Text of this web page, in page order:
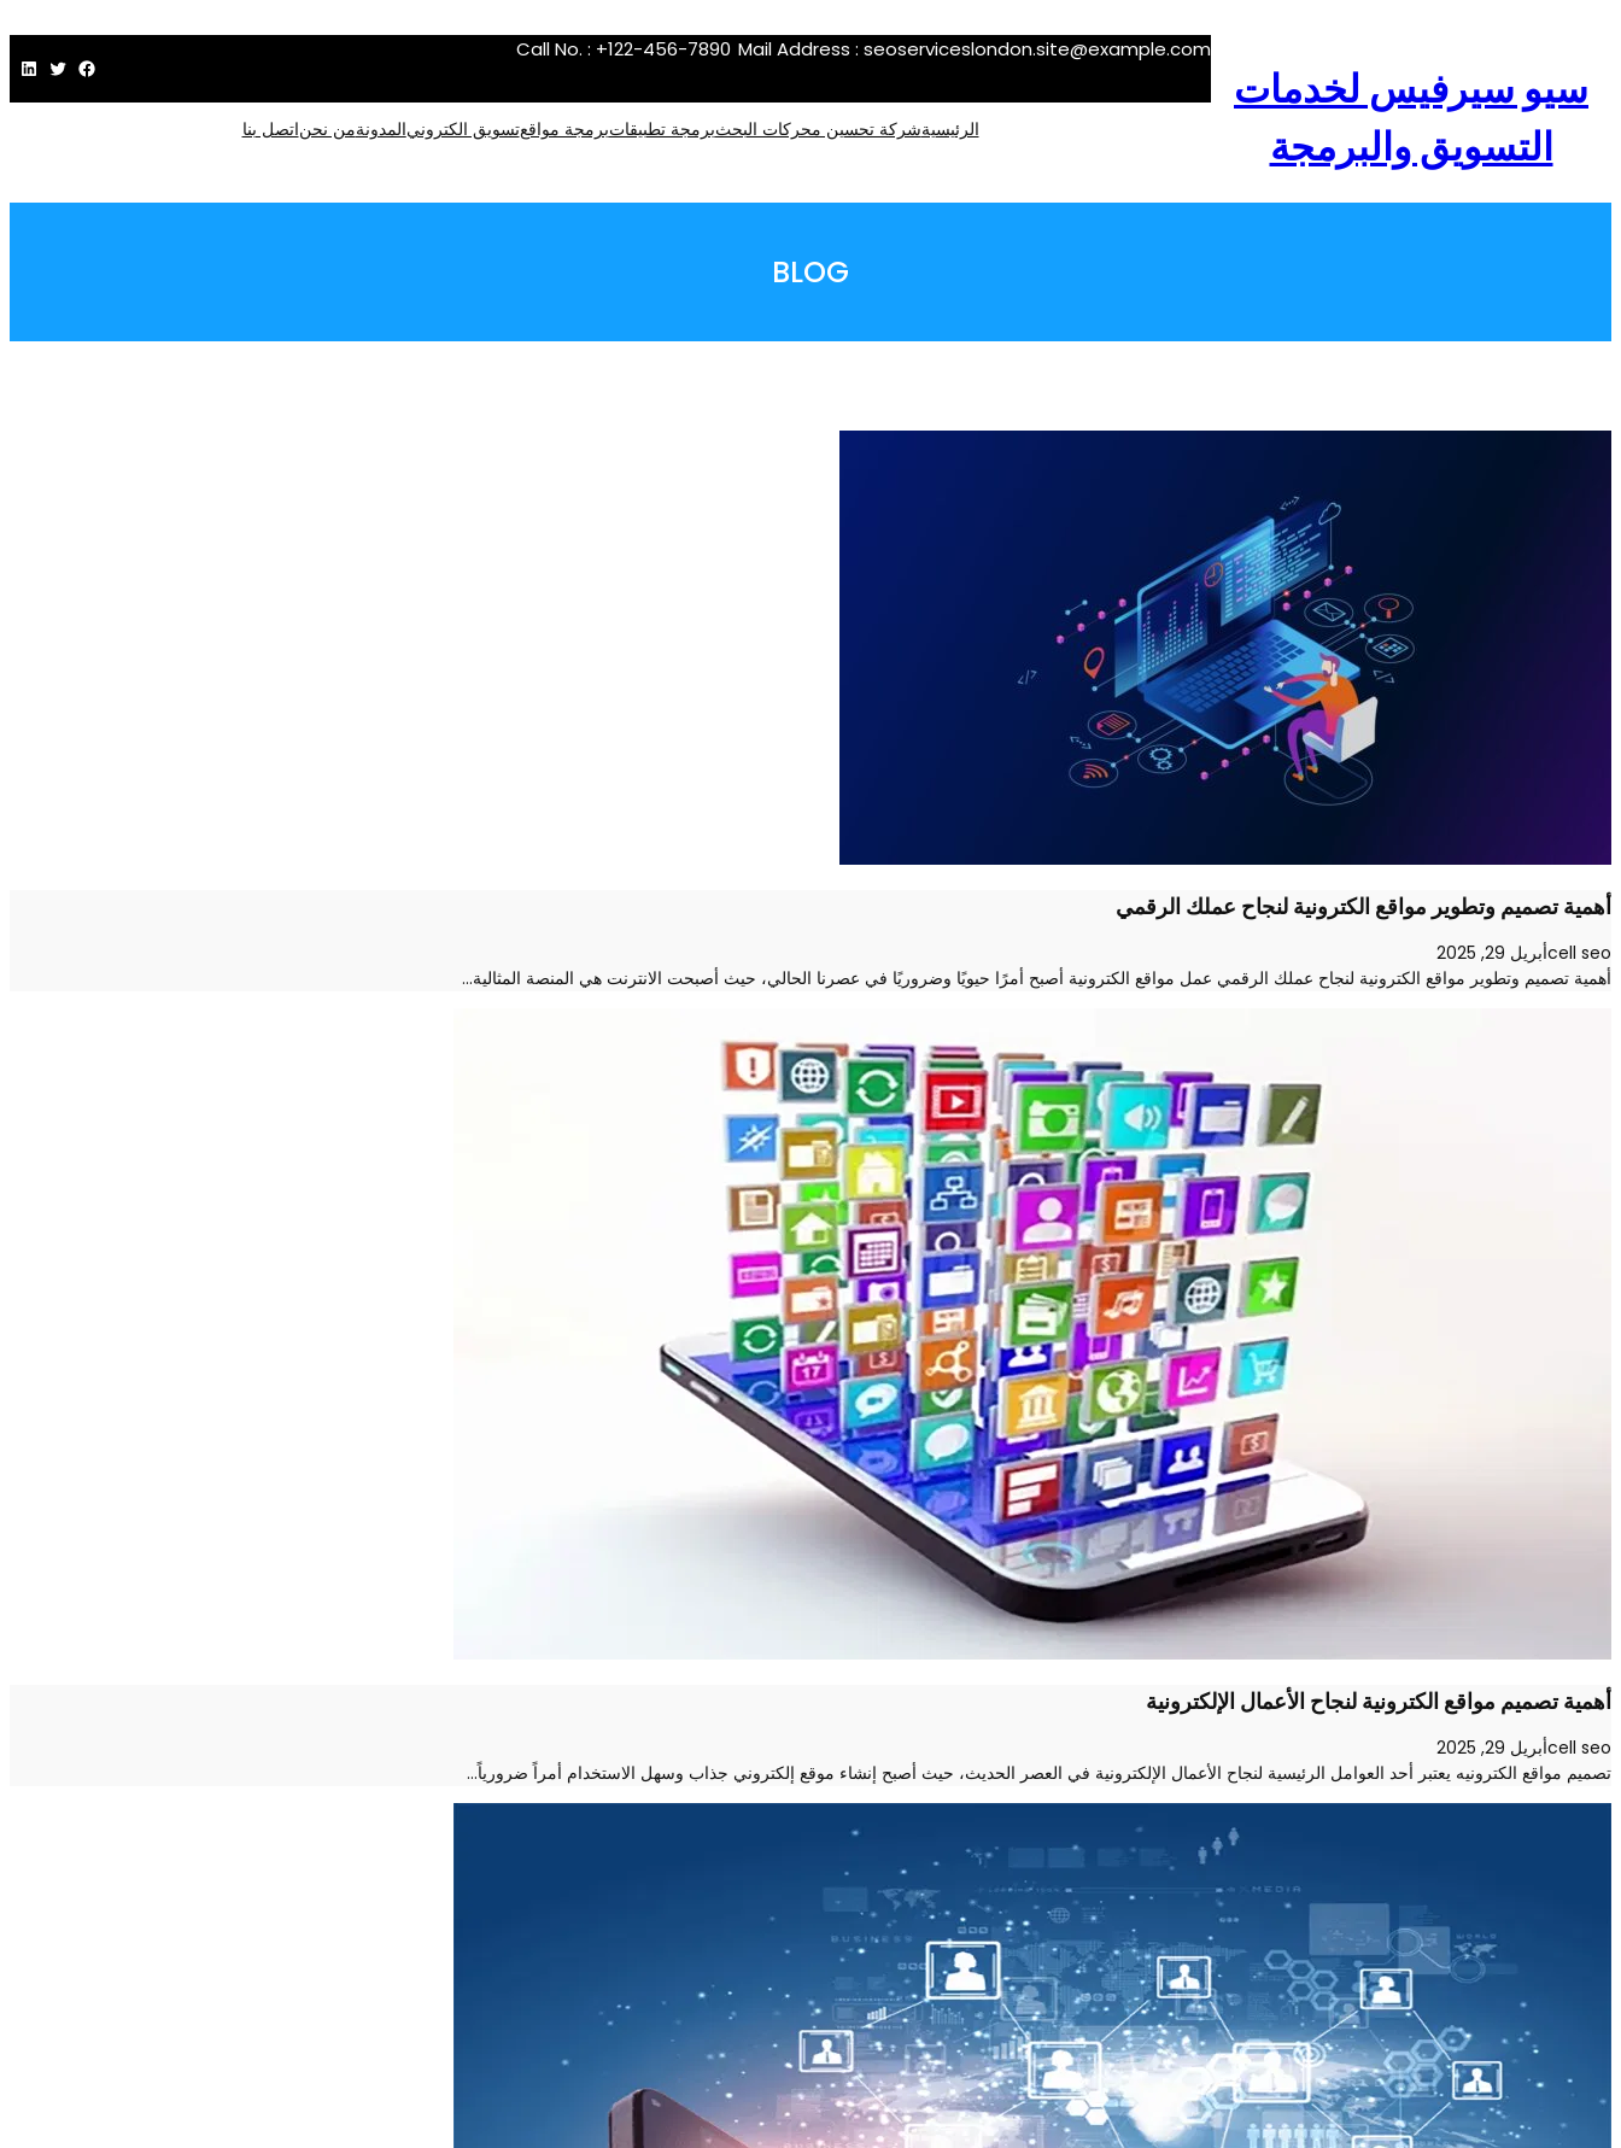
سيو سيرفيس لخدمات
التسويق والبرمجة
Mail Address : seoserviceslondon.site@example.com
Call No. : +122-456-7890
فيسبوك تويتر لينكد إن
الرئيسيةشركة تحسين محركات البحثبرمجة تطبيقاتبرمجة مواقعتسويق الكترونيالمدونةمن نحناتصل بنا
BLOG
أهمية تصميم وتطوير مواقع الكترونية لنجاح عملك الرقمي
cell seoأبريل 29, 2025
أهمية تصميم وتطوير مواقع الكترونية لنجاح عملك الرقمي عمل مواقع الكترونية أصبح أمرًا حيويًا وضروريًا في عصرنا الحالي، حيث أصبحت الانترنت هي المنصة المثالية…
أهمية تصميم مواقع الكترونية لنجاح الأعمال الإلكترونية
cell seoأبريل 29, 2025
تصميم مواقع الكترونيه يعتبر أحد العوامل الرئيسية لنجاح الأعمال الإلكترونية في العصر الحديث، حيث أصبح إنشاء موقع إلكتروني جذاب وسهل الاستخدام أمراً ضرورياً…